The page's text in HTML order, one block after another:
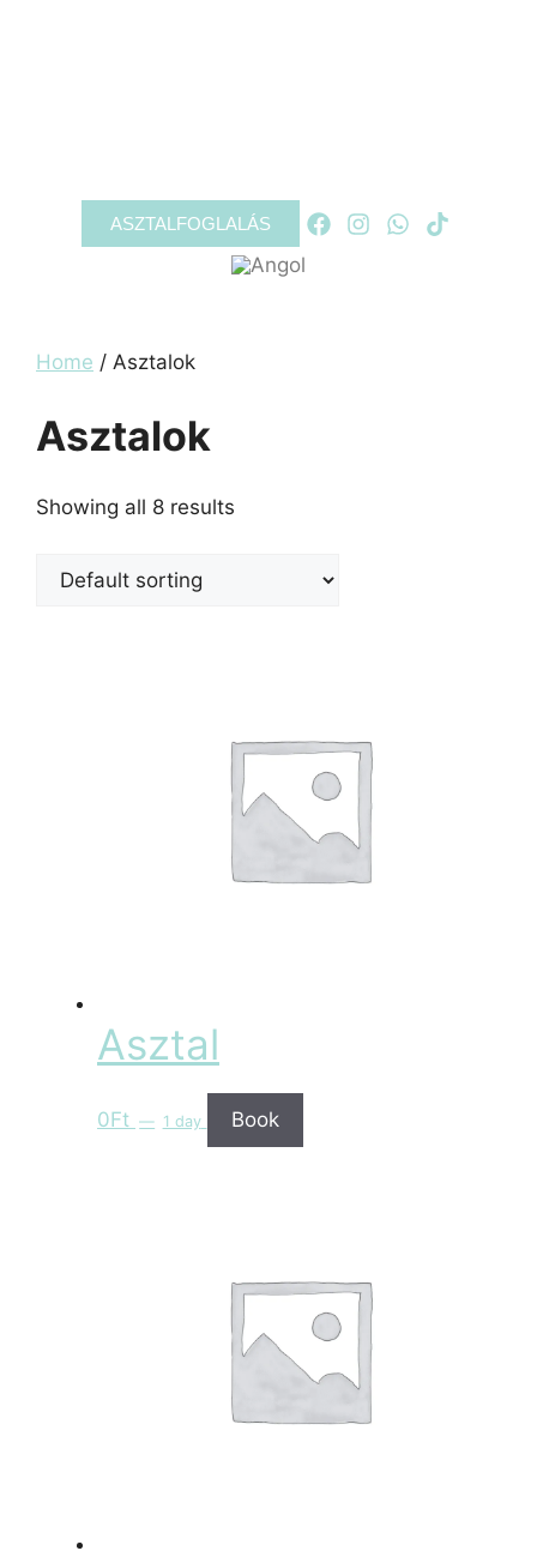
ASZTALFOGLALÁS
Home / Asztalok
Asztalok
Showing all 8 results
Asztal
0Ft 1 day Book